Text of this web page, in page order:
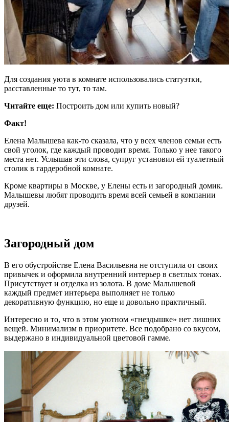
Для создания уюта в комнате использовались статуэтки,
расставленные то тут, то там.
Читайте еще: Построить дом или купить новый?
Факт!
Елена Малышева как-то сказала, что у всех членов семьи есть
свой уголок, где каждый проводит время. Только у нее такого
места нет. Услышав эти слова, супруг установил ей туалетный
столик в гардеробной комнате.
Кроме квартиры в Москве, у Елены есть и загородный домик.
Малышевы любят проводить время всей семьей в компании
друзей.
Загородный дом
В его обустройстве Елена Васильевна не отступила от своих
привычек и оформила внутренний интерьер в светлых тонах.
Присутствует и отделка из золота. В доме Малышевой
каждый предмет интерьера выполняет не только
декоративную функцию, но еще и довольно практичный.
Интересно и то, что в этом уютном «гнездышке» нет лишних
вещей. Минимализм в приоритете. Все подобрано со вкусом,
выдержано в индивидуальной цветовой гамме.